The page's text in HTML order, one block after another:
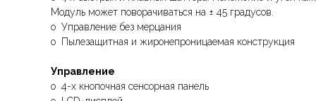
Модуль может поворачиваться на ± 45 градусов.
o Управление без мерцания
o Пылезащитная и жиронепроницаемая конструкция
Управление
o 4-х кнопочная сенсорная панель